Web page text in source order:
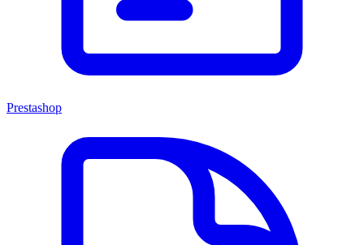
Prestashop